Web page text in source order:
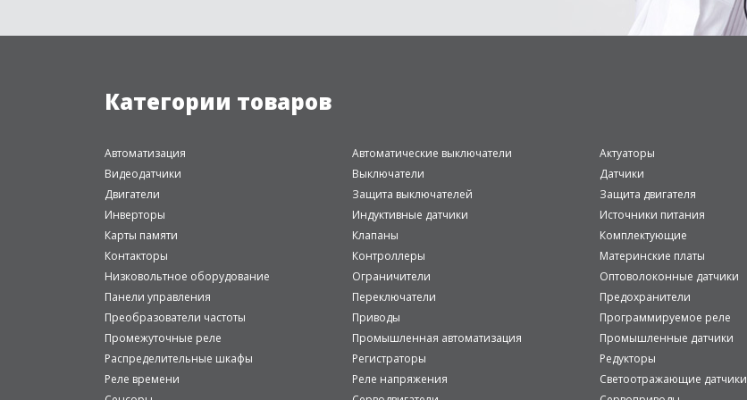
Категории товаров
Автоматизация Автоматические выключатели Актуаторы
Видеодатчики
Выключатели Датчики
Двигатели
Защита выключателей Защита двигателя
Инверторы
Индуктивные датчики Источники питания
Карты памяти
Клапаны Комплектующие
Контакторы
Контроллеры Материнские платы
Низковольтное оборудование
Ограничители Оптоволоконные датчики
Панели управления
Переключатели Предохранители
Преобразователи частоты
Приводы Программируемое реле
Промежуточные реле
Промышленная автоматизация Промышленные датчики
Распределительные шкафы
Регистраторы Редукторы
Реле времени
Реле напряжения Светоотражающие датчики